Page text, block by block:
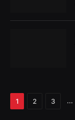
1 2 3 …